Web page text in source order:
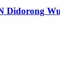
Didorong